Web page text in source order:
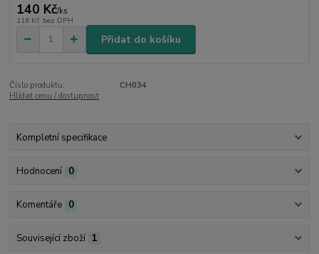
140 Kč/ks
116 Kč bez DPH
Přidat do košíku
Číslo produktu:
CH034
Hlídat cenu / dostupnost
Kompletní specifikace
Hodnocení 0
Komentáře 0
Související zboží 1